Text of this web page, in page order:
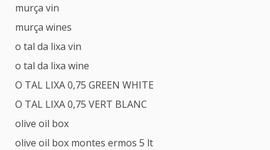
murça vin
murça wines
o tal da lixa vin
o tal da lixa wine
O TAL LIXA 0,75 GREEN WHITE
O TAL LIXA 0,75 VERT BLANC
olive oil box
olive oil box montes ermos 5 lt